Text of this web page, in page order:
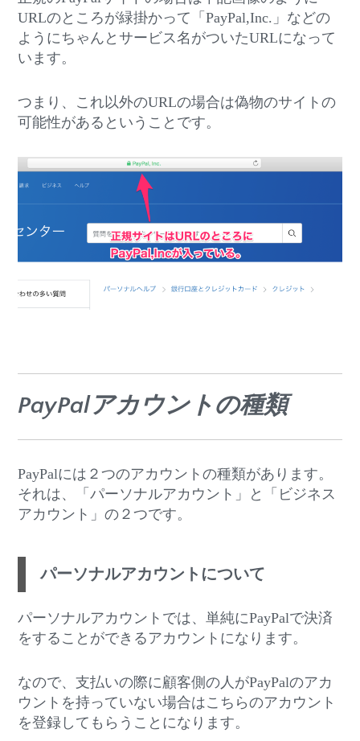
URLのところが緑掛かって「PayPal,Inc.」などの
ようにちゃんとサービス名がついたURLになって
います。
つまり、これ以外のURLの場合は偽物のサイトの
可能性があるということです。
PayPalアカウントの種類
PayPalには２つのアカウントの種類があります。
それは、「パーソナルアカウント」と「ビジネス
アカウント」の２つです。
パーソナルアカウントについて
パーソナルアカウントでは、単純にPayPalで決済
をすることができるアカウントになります。
なので、支払いの際に顧客側の人がPayPalのアカ
ウントを持っていない場合はこちらのアカウント
を登録してもらうことになります。